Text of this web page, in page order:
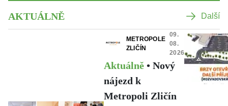
AKTUÁLNĚ Další
METROPOLE
ZLIČÍN
09.
08.
2026
Aktuálně • Nový
nájezd k
Metropoli Zličín